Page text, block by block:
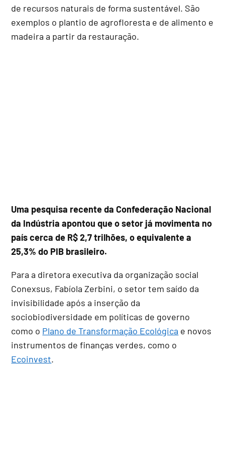
de recursos naturais de forma sustentável. São
exemplos o plantio de agrofloresta e de alimento e
madeira a partir da restauração.
Uma pesquisa recente da Confederação Nacional
da Indústria apontou que o setor já movimenta no
país cerca de R$ 2,7 trilhões, o equivalente a
25,3% do PIB brasileiro.
Para a diretora executiva da organização social
Conexsus, Fabíola Zerbini, o setor tem saído da
invisibilidade após a inserção da
sociobiodiversidade em políticas de governo
como o Plano de Transformação Ecológica e novos
instrumentos de finanças verdes, como o
Ecoinvest.